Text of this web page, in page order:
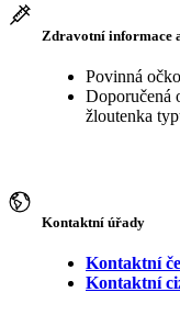
Zdravotní informace
Povinná
Doporučená
žloutenka
Kontaktní úřady
Kontaktní
Kontaktní